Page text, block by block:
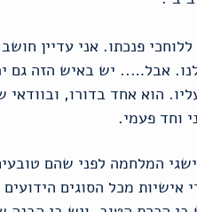
פנכתו. אני עדיין
אבל….. יש באיש הזה גם
הוא אחד בדורו, ובוודאי
וחד פעמי.
המלחמה לפני שהם
מכל הסוגים